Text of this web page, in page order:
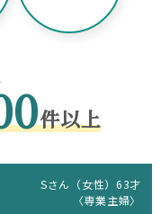
件以上
Sさん（女性）63才
〈専業主婦〉